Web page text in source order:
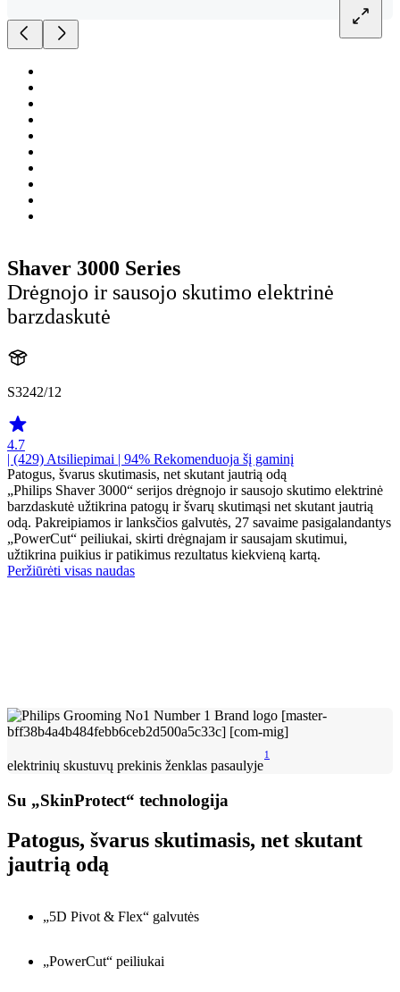
Shaver 3000 Series
Drėgnojo ir sausojo skutimo elektrinė
barzdaskutė
S3242/12
4.7
| (429) Atsiliepimai | 94% Rekomenduoja šį gaminį
Patogus, švarus skutimasis, net skutant jautrią odą
„Philips Shaver 3000“ serijos drėgnojo ir sausojo skutimo elektrinė
barzdaskutė užtikrina patogų ir švarų skutimąsi net skutant jautrią
odą. Pakreipiamos ir lanksčios galvutės, 27 savaime pasigalandantys
„PowerCut“ peiliukai, skirti drėgnajam ir sausajam skutimui,
užtikrina puikius ir patikimus rezultatus kiekvieną kartą.
Peržiūrėti visas naudas
elektrinių skustuvų prekinis ženklas pasaulyje
1
Su „SkinProtect“ technologija
Patogus, švarus skutimasis, net skutant
jautrią odą
„5D Pivot & Flex“ galvutės
„PowerCut“ peiliukai